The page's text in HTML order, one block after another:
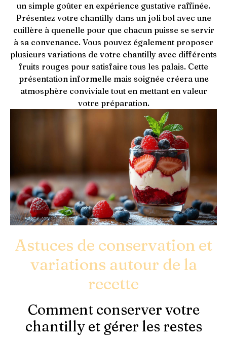
un simple goûter en expérience gustative raffinée.
Présentez votre chantilly dans un joli bol avec une
cuillère à quenelle pour que chacun puisse se servir
à sa convenance. Vous pouvez également proposer
plusieurs variations de votre chantilly avec différents
fruits rouges pour satisfaire tous les palais. Cette
présentation informelle mais soignée créera une
atmosphère conviviale tout en mettant en valeur
votre préparation.
Astuces de conservation et
variations autour de la
recette
Comment conserver votre
chantilly et gérer les restes